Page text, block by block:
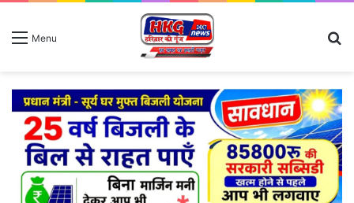
Menu